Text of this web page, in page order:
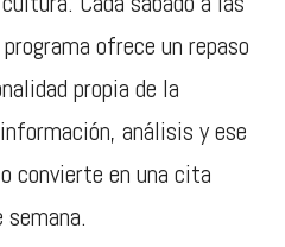
ofrece un repaso
propia de la
análisis y ese
convierte en una cita